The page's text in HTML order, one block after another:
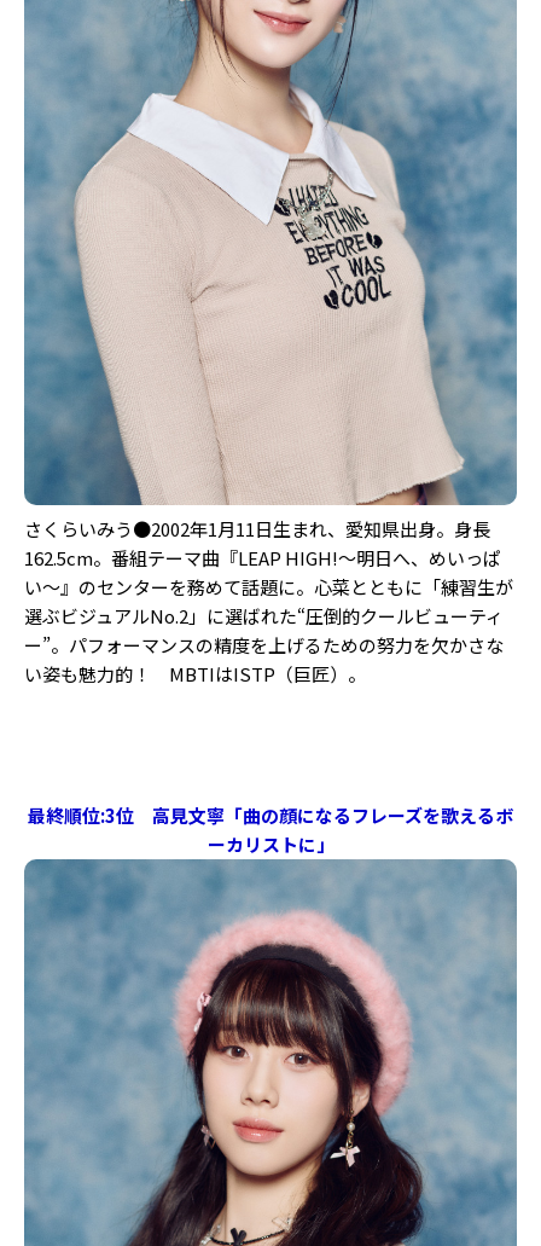
さくらいみう●2002年1月11日生まれ、愛知県出身。身長
162.5cm。番組テーマ曲『LEAP HIGH!〜明⽇へ、めいっぱ
い〜』のセンターを務めて話題に。心菜とともに「練習生が
選ぶビジュアルNo.2」に選ばれた“圧倒的クールビューティ
ー”。パフォーマンスの精度を上げるための努力を欠かさな
い姿も魅力的！ MBTIはISTP（巨匠）。
最終順位:3位 高見文寧「曲の顔になるフレーズを歌えるボ
ーカリストに」